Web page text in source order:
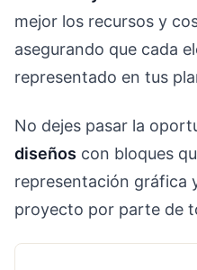
mejor los recursos y
asegurando que cada
representado en tus
No dejes pasar la
diseños con bloques
representación gráfica
proyecto por parte de